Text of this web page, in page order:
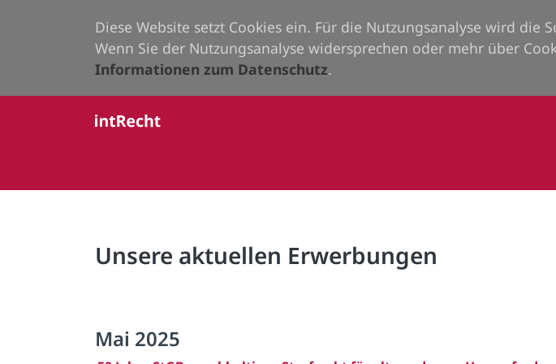
Diese Website setzt Cookies ein. Für die Nutzungsanalyse wird die
Wenn Sie der Nutzungsanalyse widersprechen oder mehr über
Informationen zum Datenschutz.
Unsere aktuellen Erwerbungen
Mai 2025